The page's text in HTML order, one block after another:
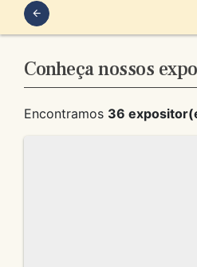
Conheça nossos
Encontramos 36